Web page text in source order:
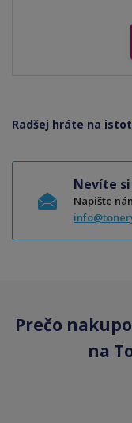
Radšej hráte na
Nevíte
Napište
Prečo
na